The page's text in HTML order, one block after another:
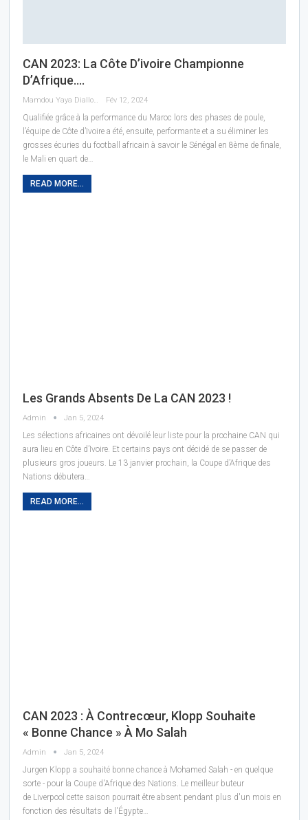
CAN 2023: La Côte D’ivoire Championne
D’Afrique….
Mamdou Yaya Diallo Fév 12, 2024
Qualifiée grâce à la performance du Maroc lors des phases de poule,
l’équipe de Côte d’Ivoire a été, ensuite, performante et a su éliminer les
grosses écuries du football africain à savoir le Sénégal en 8ème de finale,
le Mali en quart de…
READ MORE...
Les Grands Absents De La CAN 2023 !
Admin Jan 5, 2024
Les sélections africaines ont dévoilé leur liste pour la prochaine CAN qui
aura lieu en Côte d’Ivoire. Et certains pays ont décidé de se passer de
plusieurs gros joueurs. Le 13 janvier prochain, la Coupe d’Afrique des
Nations débutera…
READ MORE...
CAN 2023 : À Contrecœur, Klopp Souhaite
« Bonne Chance » À Mo Salah
Admin Jan 5, 2024
Jurgen Klopp a souhaité bonne chance à Mohamed Salah - en quelque
sorte - pour la Coupe d'Afrique des Nations. Le meilleur buteur
de Liverpool cette saison pourrait être absent pendant plus d'un mois en
fonction des résultats de l'Égypte…